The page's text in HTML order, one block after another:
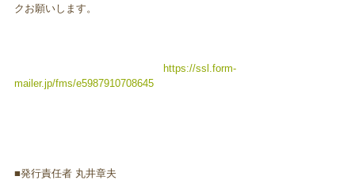
クお願いします。
https://ssl.form-
mailer.jp/fms/e5987910708645
■発行責任者 丸井章夫